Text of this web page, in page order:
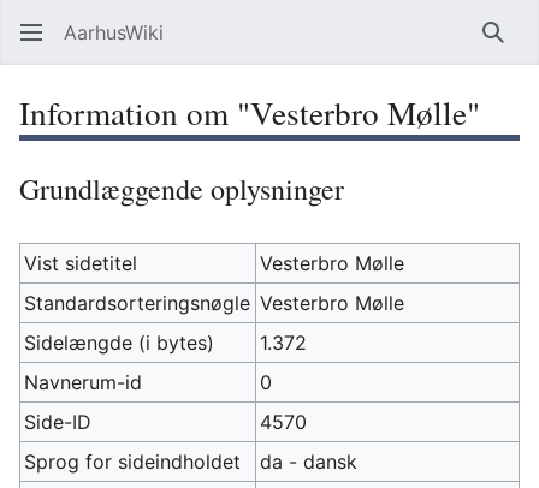
AarhusWiki Søg
Information om "Vesterbro Mølle"
Grundlæggende oplysninger
Vist sidetitel
Vesterbro Mølle
Standardsorteringsnøgle Vesterbro Mølle
Sidelængde (i bytes)
1.372
Navnerum-id
0
Side-ID
4570
Sprog for sideindholdet
da - dansk